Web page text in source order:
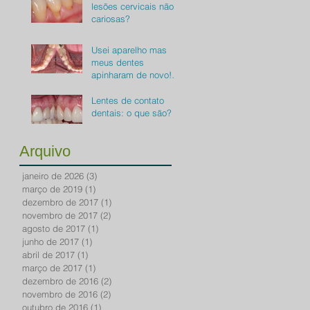
lesões cervicais não
cariosas?
Usei aparelho mas
meus dentes
apinharam de novo!
Lentes de contato
dentais: o que são?
Arquivo
janeiro de 2026 (3)
março de 2019 (1)
dezembro de 2017 (1)
novembro de 2017 (2)
agosto de 2017 (1)
junho de 2017 (1)
abril de 2017 (1)
março de 2017 (1)
dezembro de 2016 (2)
novembro de 2016 (2)
outubro de 2016 (1)